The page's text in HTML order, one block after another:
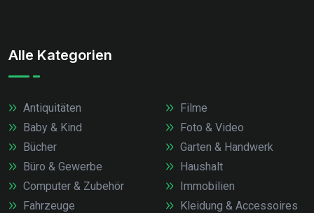
Alle Kategorien
Antiquitäten
Baby & Kind
Bücher
Büro & Gewerbe
Computer & Zubehör
Fahrzeuge
Filme
Foto & Video
Garten & Handwerk
Haushalt
Immobilien
Kleidung & Accessoires